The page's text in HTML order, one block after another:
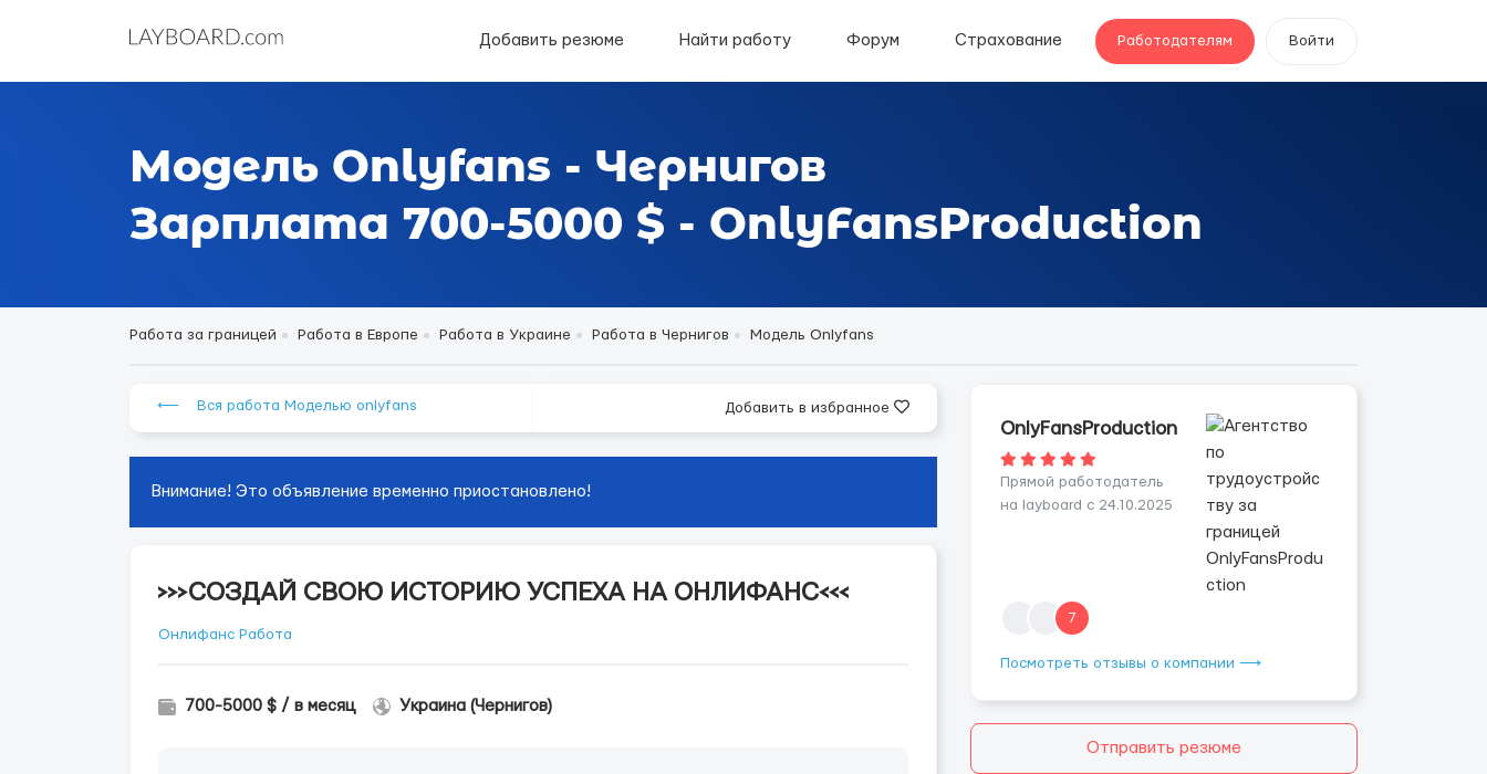
Добавить резюме Найти работу Форум Страхование Работодателям Войти
Модель Onlyfans - Чернигов
Зарплата 700-5000 $ - OnlyFansProduction
Работа за границей Работа в Европе Работа в Украине Работа в Чернигов Модель Onlyfans
⟵ Вся работа Моделью onlyfans Добавить в избранное
Внимание! Это объявление временно приостановлено!
>>>СОЗДАЙ СВОЮ ИСТОРИЮ УСПЕХА НА ОНЛИФАНС<<<
Онлифанс Работа
700-5000 $ / в месяц Украина (Чернигов)
OnlyFansProduction
Прямой работодатель
на layboard с 24.10.2025
7
Посмотреть отзывы о компании ⟶
Отправить резюме